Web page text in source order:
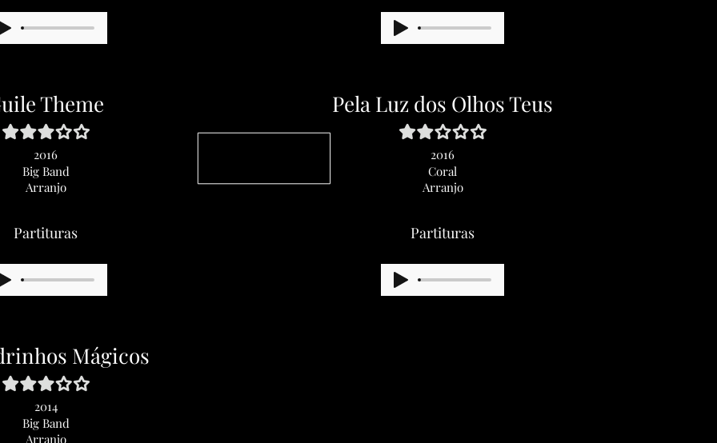
Theme
Big Band
Arranjo
2016
Partituras
Mágicos
Big Band
Arranjo
2014
Pela Luz dos Olhos Teus
Coral
Arranjo
2016
Partituras